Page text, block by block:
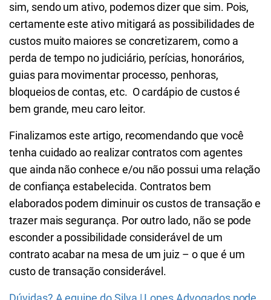
sim, sendo um ativo, podemos dizer que sim. Pois,
certamente este ativo mitigará as possibilidades de
custos muito maiores se concretizarem, como a
perda de tempo no judiciário, perícias, honorários,
guias para movimentar processo, penhoras,
bloqueios de contas, etc. O cardápio de custos é
bem grande, meu caro leitor.
Finalizamos este artigo, recomendando que você
tenha cuidado ao realizar contratos com agentes
que ainda não conhece e/ou não possui uma relação
de confiança estabelecida. Contratos bem
elaborados podem diminuir os custos de transação e
trazer mais segurança. Por outro lado, não se pode
esconder a possibilidade considerável de um
contrato acabar na mesa de um juiz – o que é um
custo de transação considerável.